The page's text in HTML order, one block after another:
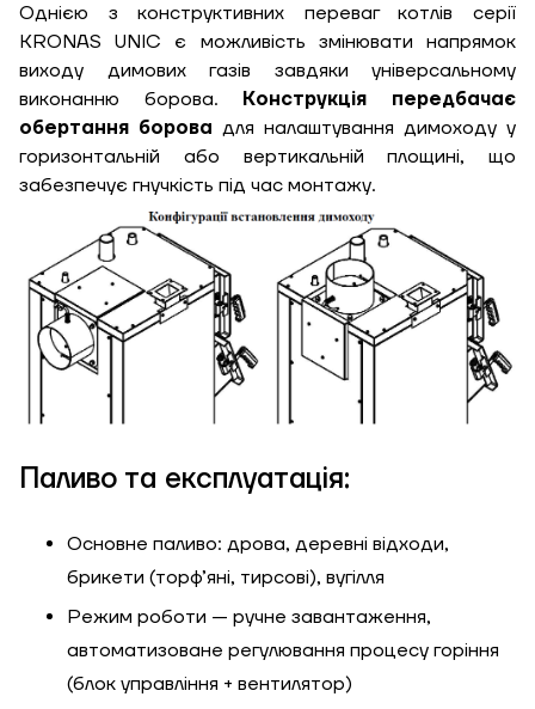
Однією з конструктивних переваг котлів серії
KRONAS UNIC є можливість змінювати напрямок
виходу димових газів завдяки універсальному
виконанню борова. Конструкція передбачає
обертання борова для налаштування димоходу у
горизонтальній або вертикальній площині, що
забезпечує гнучкість під час монтажу.
Паливо та експлуатація:
Основне паливо: дрова, деревні відходи,
брикети (торф’яні, тирсові), вугілля
Режим роботи — ручне завантаження,
автоматизоване регулювання процесу горіння
(блок управління + вентилятор)
Замовити
Зворотній дзвінок
ЗАМОВИТИ ПОСЛУГУ МОНТАЖУ
Кошик